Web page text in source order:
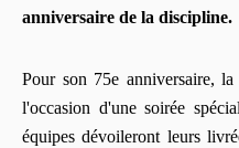
anniversaire de la discipline.
Pour son 75e anniversaire,
l'occasion d'une soirée
équipes dévoileront leurs